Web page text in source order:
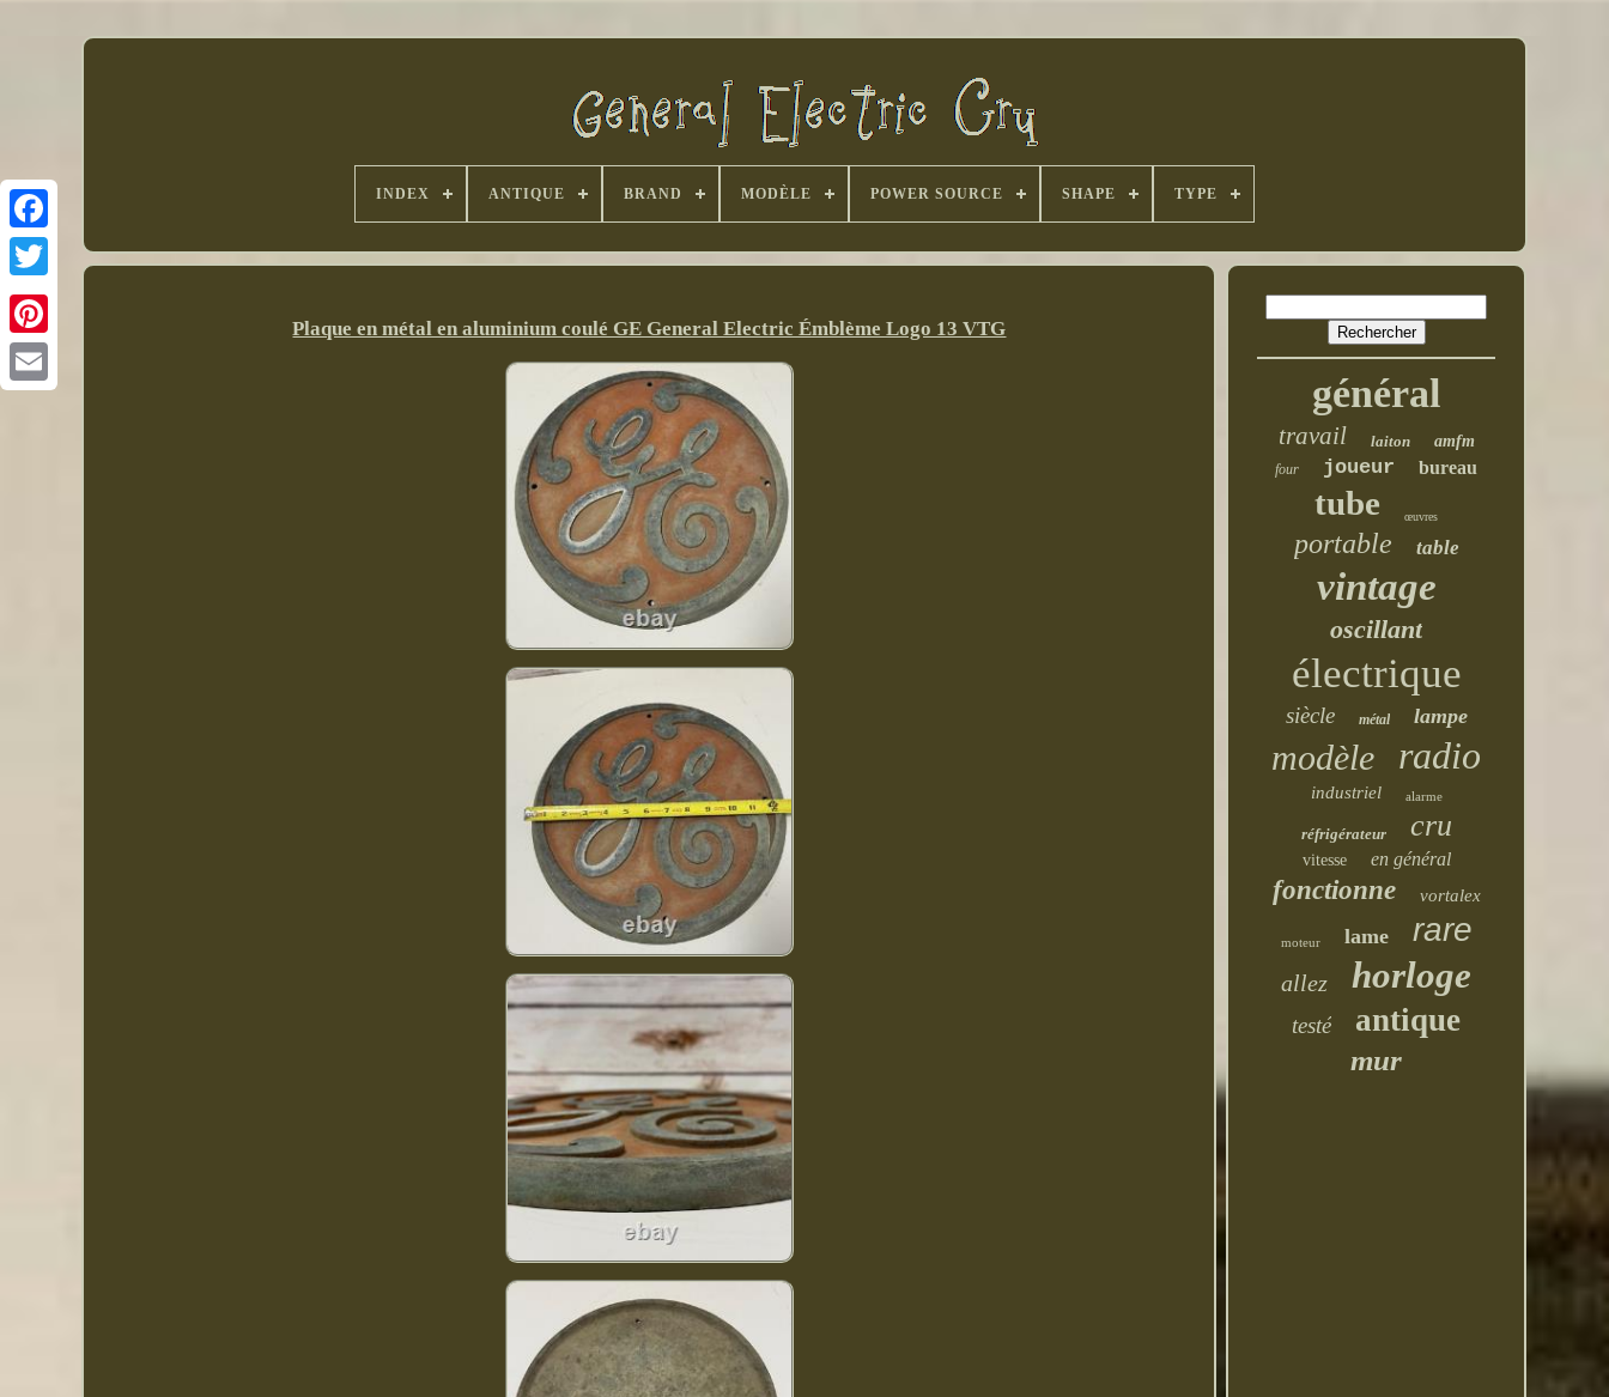
INDEX ANTIQUE BRAND MODÈLE POWER SOURCE SHAPE TYPE
Plaque en métal en aluminium coulé GE General Electric Émblème Logo 13 VTG
général
travail laiton amfm
four joueur bureau
tube œuvres
portable table
vintage
oscillant
électrique
siècle métal lampe
modèle radio
industriel alarme
réfrigérateur cru
vitesse en général
fonctionne vortalex
moteur lame rare
allez horloge
testé antique
mur